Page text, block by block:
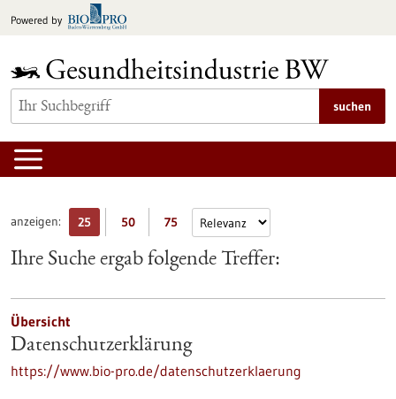
Inhalt
Powered by
suchen
anzeigen: 25 50 75
Ihre Suche ergab folgende Treffer:
Übersicht
Datenschutzerklärung
https://www.bio-pro.de/datenschutzerklaerung